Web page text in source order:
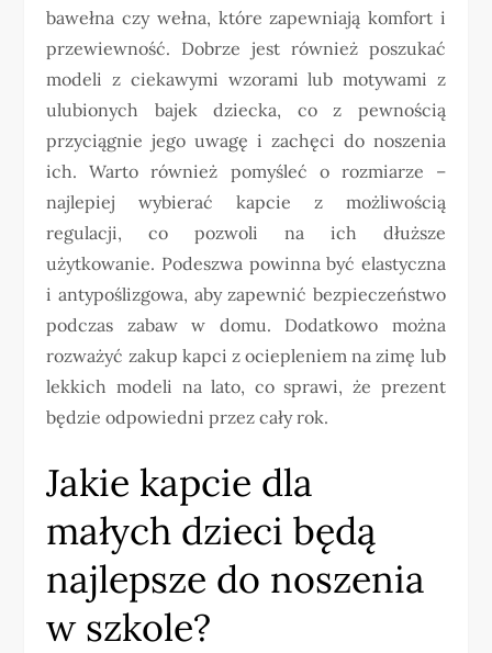
bawełna czy wełna, które zapewniają komfort i
przewiewność. Dobrze jest również poszukać
modeli z ciekawymi wzorami lub motywami z
ulubionych bajek dziecka, co z pewnością
przyciągnie jego uwagę i zachęci do noszenia
ich. Warto również pomyśleć o rozmiarze –
najlepiej wybierać kapcie z możliwością
regulacji, co pozwoli na ich dłuższe
użytkowanie. Podeszwa powinna być elastyczna
i antypoślizgowa, aby zapewnić bezpieczeństwo
podczas zabaw w domu. Dodatkowo można
rozważyć zakup kapci z ociepleniem na zimę lub
lekkich modeli na lato, co sprawi, że prezent
będzie odpowiedni przez cały rok.
Jakie kapcie dla
małych dzieci będą
najlepsze do noszenia
w szkole?